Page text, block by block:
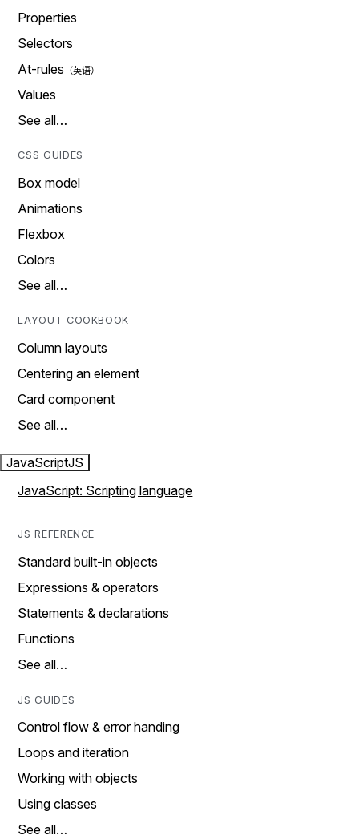
Properties
Selectors
At-rules
Values
See all…
CSS GUIDES
Box model
Animations
Flexbox
Colors
See all…
LAYOUT COOKBOOK
Column layouts
Centering an element
Card component
See all…
JavaScriptJS
JavaScript: Scripting language
JS REFERENCE
Standard built-in objects
Expressions & operators
Statements & declarations
Functions
See all…
JS GUIDES
Control flow & error handing
Loops and iteration
Working with objects
Using classes
See all…